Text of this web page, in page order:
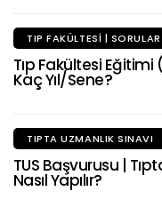
TIP FAKÜLTESI |
Tıp Fakültesi Eğitimi
Kaç Yıl/Sene?
TIPTA UZMANLIK SINAVI
TUS Başvurusu |
Nasıl Yapılır?